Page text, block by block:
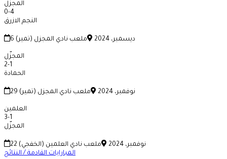
المجزّل
0-4
النجم الازرق
6 ديسمبر، 2024 ملعب نادي المجزل (تمير)
المجزّل
2-1
الحمادة
29 نوفمبر، 2024 ملعب نادي المجزل (تمير)
العلمين
3-1
المجزّل
22 نوفمبر، 2024
ملعب نادي العلمين (الخفجي)
المبارايات القادمة / النتائج